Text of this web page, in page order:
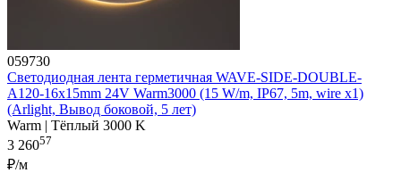
059730
Светодиодная лента герметичная WAVE-SIDE-DOUBLE-
A120-16x15mm 24V Warm3000 (15 W/m, IP67, 5m, wire x1)
(Arlight, Вывод боковой, 5 лет)
Warm | Тёплый 3000 K
3 26057
₽/м